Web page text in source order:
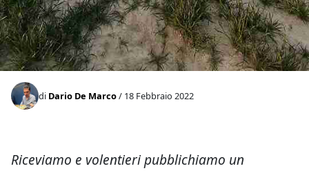
di Dario De Marco/ 18 Febbraio 2022
Riceviamo e volentieri pubblichiamo un